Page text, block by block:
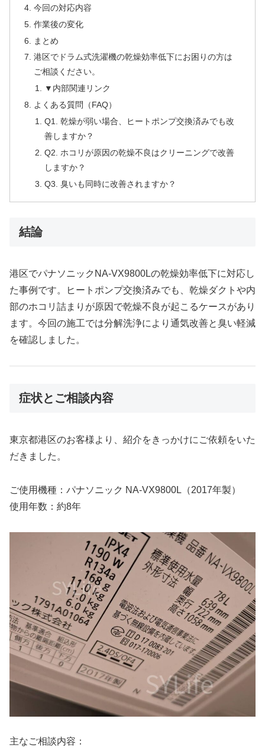
今回の対応内容
作業後の変化
まとめ
港区でドラム式洗濯機の乾燥効率低下にお困りの方は
ご相談ください。
▼内部関連リンク
よくある質問（FAQ）
Q1. 乾燥が弱い場合、ヒートポンプ交換済みでも改
善しますか？
Q2. ホコリが原因の乾燥不良はクリーニングで改善
しますか？
Q3. 臭いも同時に改善されますか？
結論
港区でパナソニックNA-VX9800Lの乾燥効率低下に対応し
た事例です。ヒートポンプ交換済みでも、乾燥ダクトや内
部のホコリ詰まりが原因で乾燥不良が起こるケースがあり
ます。今回の施工では分解洗浄により通気改善と臭い軽減
を確認しました。
症状とご相談内容
東京都港区のお客様より、紹介をきっかけにご依頼をいた
だきました。
ご使用機種：パナソニック NA-VX9800L（2017年製）
使用年数：約8年
主なご相談内容：